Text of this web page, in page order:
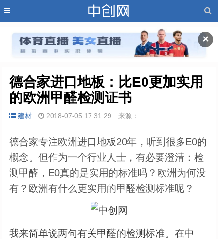
✕
德合家进口地板：比E0更加实用
的欧洲甲醛检测证书
建材 2018-07-05 17:31:29 来源：
德合家专注欧洲进口地板20年，听到很多E0的
概念。但作为一个行业人士，有必要澄清：检
测甲醛，E0真的是实用的标准吗？欧洲为何没
有？欧洲有什么更实用的甲醛检测标准呢？
我来简单说两句有关甲醛的检测标准。在中